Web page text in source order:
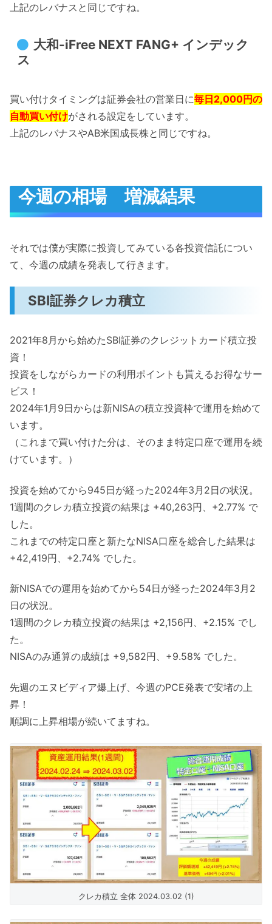
上記のレバナスと同じですね。
大和-iFree NEXT FANG+ インデック
ス
買い付けタイミングは証券会社の営業日に毎日2,000円の
自動買い付けがされる設定をしています。
上記のレバナスやAB米国成長株と同じですね。
今週の相場 増減結果
それでは僕が実際に投資してみている各投資信託につい
て、今週の成績を発表して行きます。
SBI証券クレカ積立
2021年8月から始めたSBI証券のクレジットカード積立投
資！
投資をしながらカードの利用ポイントも貰えるお得なサー
ビス！
2024年1月9日からは新NISAの積立投資枠で運用を始めて
います。
（これまで買い付けた分は、そのまま特定口座で運用を続
けています。）
投資を始めてから945日が経った2024年3月2日の状況。
1週間のクレカ積立投資の結果は +40,263円、+2.77% で
した。
これまでの特定口座と新たなNISA口座を総合した結果は
+42,419円、+2.74% でした。
新NISAでの運用を始めてから54日が経った2024年3月2
日の状況。
1週間のクレカ積立投資の結果は +2,156円、+2.15% でし
た。
NISAのみ通算の成績は +9,582円、+9.58% でした。
先週のエヌビディア爆上げ、今週のPCE発表で安堵の上
昇！
順調に上昇相場が続いてますね。
クレカ積立 全体 2024.03.02 (1)